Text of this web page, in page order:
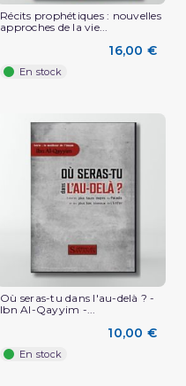
Récits prophétiques : nouvelles
approches de la vie...
16,00 €
En stock
Où seras-tu dans l'au-delà ? -
Ibn Al-Qayyim -...
10,00 €
En stock